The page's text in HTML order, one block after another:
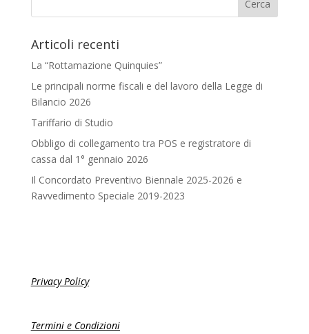
Articoli recenti
La “Rottamazione Quinquies”
Le principali norme fiscali e del lavoro della Legge di
Bilancio 2026
Tariffario di Studio
Obbligo di collegamento tra POS e registratore di
cassa dal 1° gennaio 2026
Il Concordato Preventivo Biennale 2025-2026 e
Ravvedimento Speciale 2019-2023
Privacy Policy
Termini e Condizioni